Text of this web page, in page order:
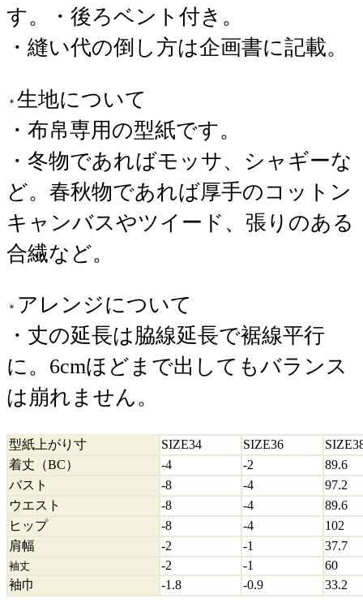
す。・後ろベント付き。
・縫い代の倒し方は企画書に記載。
＊ 生地について
・布帛専用の型紙です。
・冬物であればモッサ、シャギーな
ど。春秋物であれば厚手のコットン
キャンバスやツイード、張りのある
合繊など。
＊ アレンジについて
・丈の延長は脇線延長で裾線平行
に。6cmほどまで出してもバランス
は崩れません。
型紙上がり寸 SIZE34 SIZE36
着丈（BC）
-4 -2
89.6
バスト
-8 -4
97.2
ウエスト
-8 -4
89.6
ヒップ
-8 -4
102
肩幅
-2 -1 37.7
袖丈 -2 -1
60
袖巾
-1.8 -0.9 33.2